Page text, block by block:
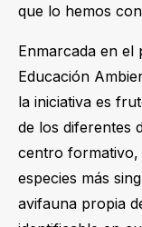
que lo hemos
Enmarcada en
Educación
la iniciativa es
de los diferentes
centro formativo,
especies más
avifauna propia